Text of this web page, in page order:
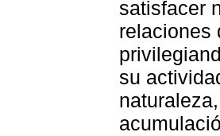
satisfacer
relaciones
su